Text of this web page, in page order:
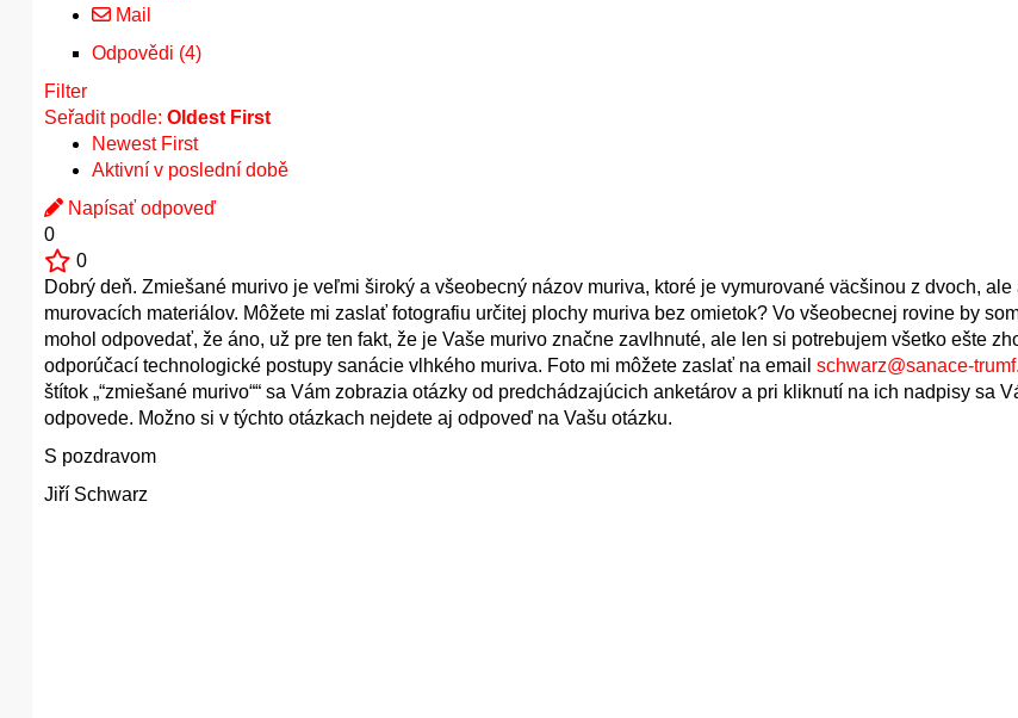
Mail
Odpovědi (4)
Filter
Seřadit podle: Oldest First
Newest First
Aktivní v poslední době
Napísať odpoveď
0
0
Dobrý deň. Zmiešané murivo je veľmi široký a všeobecný názov muriva, ktoré je vymurované väcšinou z dvoch,
murovacích materiálov. Môžete mi zaslať fotografiu určitej plochy muriva bez omietok? Vo všeobecnej rovine by
mohol odpovedať, že áno, už pre ten fakt, že je Vaše murivo značne zavlhnuté, ale len si potrebujem všetko ešte
odporúčací technologické postupy sanácie vlhkého muriva. Foto mi môžete zaslať na email schwarz@sanace-
štítok „“zmiešané murivo““ sa Vám zobrazia otázky od predchádzajúcich anketárov a pri kliknutí na ich nadpisy sa
odpovede. Možno si v týchto otázkach nejdete aj odpoveď na Vašu otázku.
S pozdravom
Jiří Schwarz